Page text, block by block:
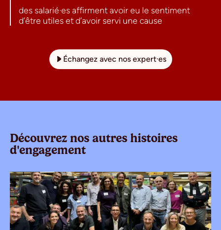
des salarié·es affirment avoir eu le sentiment
d’être utiles et d’avoir servi une cause
Échangez avec nos expert·es
Découvrez nos autres histoires
d'engagement